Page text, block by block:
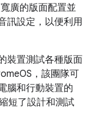
廣的版面配置並
訊設定，以便利用
裝置測試各種版面
，該團隊可
腦和行動裝置的
短了設計和測試